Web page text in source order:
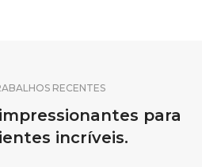
RECENTES
para
incríveis.